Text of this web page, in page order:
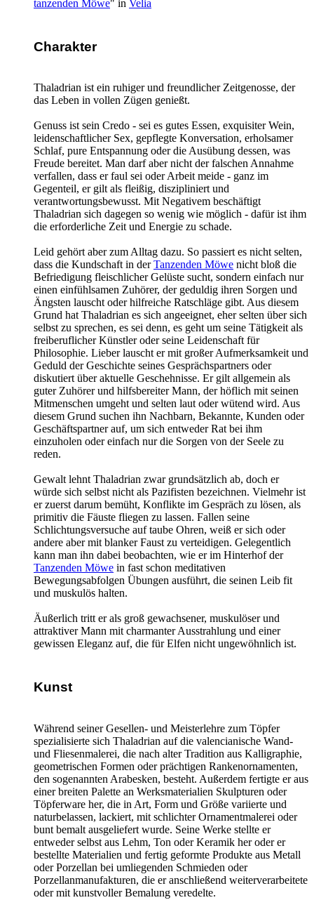
tanzenden Möwe" in Velia
Charakter
Thaladrian ist ein ruhiger und freundlicher Zeitgenosse, der
das Leben in vollen Zügen genießt.
Genuss ist sein Credo - sei es gutes Essen, exquisiter Wein,
leidenschaftlicher Sex, gepflegte Konversation, erholsamer
Schlaf, pure Entspannung oder die Ausübung dessen, was
Freude bereitet. Man darf aber nicht der falschen Annahme
verfallen, dass er faul sei oder Arbeit meide - ganz im
Gegenteil, er gilt als fleißig, diszipliniert und
verantwortungsbewusst. Mit Negativem beschäftigt
Thaladrian sich dagegen so wenig wie möglich - dafür ist ihm
die erforderliche Zeit und Energie zu schade.
Leid gehört aber zum Alltag dazu. So passiert es nicht selten,
dass die Kundschaft in derTanzenden Möwe nicht bloß die
Befriedigung fleischlicher Gelüste sucht, sondern einfach nur
einen einfühlsamen Zuhörer, der geduldig ihren Sorgen und
Ängsten lauscht oder hilfreiche Ratschläge gibt. Aus diesem
Grund hat Thaladrian es sich angeeignet, eher selten über sich
selbst zu sprechen, es sei denn, es geht um seine Tätigkeit als
freiberuflicher Künstler oder seine Leidenschaft für
Philosophie. Lieber lauscht er mit großer Aufmerksamkeit und
Geduld der Geschichte seines Gesprächspartners oder
diskutiert über aktuelle Geschehnisse. Er gilt allgemein als
guter Zuhörer und hilfsbereiter Mann, der höflich mit seinen
Mitmenschen umgeht und selten laut oder wütend wird. Aus
diesem Grund suchen ihn Nachbarn, Bekannte, Kunden oder
Geschäftspartner auf, um sich entweder Rat bei ihm
einzuholen oder einfach nur die Sorgen von der Seele zu
reden.
Gewalt lehnt Thaladrian zwar grundsätzlich ab, doch er
würde sich selbst nicht als Pazifisten bezeichnen. Vielmehr ist
er zuerst darum bemüht, Konflikte im Gespräch zu lösen, als
primitiv die Fäuste fliegen zu lassen. Fallen seine
Schlichtungsversuche auf taube Ohren, weiß er sich oder
andere aber mit blanker Faust zu verteidigen. Gelegentlich
kann man ihn dabei beobachten, wie er im Hinterhof der
Tanzenden Möwe in fast schon meditativen
Bewegungsabfolgen Übungen ausführt, die seinen Leib fit
und muskulös halten.
Äußerlich tritt er als groß gewachsener, muskulöser und
attraktiver Mann mit charmanter Ausstrahlung und einer
gewissen Eleganz auf, die für Elfen nicht ungewöhnlich ist.
Kunst
Während seiner Gesellen- und Meisterlehre zum Töpfer
spezialisierte sich Thaladrian auf die valencianische Wand-
und Fliesenmalerei, die nach alter Tradition aus Kalligraphie,
geometrischen Formen oder prächtigen Rankenornamenten,
den sogenannten Arabesken, besteht. Außerdem fertigte er aus
einer breiten Palette an Werksmaterialien Skulpturen oder
Töpferware her, die in Art, Form und Größe variierte und
naturbelassen, lackiert, mit schlichter Ornamentmalerei oder
bunt bemalt ausgeliefert wurde. Seine Werke stellte er
entweder selbst aus Lehm, Ton oder Keramik her oder er
bestellte Materialien und fertig geformte Produkte aus Metall
oder Porzellan bei umliegenden Schmieden oder
Porzellanmanufakturen, die er anschließend weiterverarbeitete
oder mit kunstvoller Bemalung veredelte.